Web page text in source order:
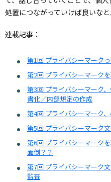
処置につながっていけば良いなと
連載記事：
第1回 プライバシーマーク
第2回 プライバシーマーク
第3回 プライバシーマーク
書化／内部規定の作成
第4回 プライバシーマーク
第5回 プライバシーマーク
第6回 プライバシーマーク
面倒？？
第7回 プライバシーマーク
監査